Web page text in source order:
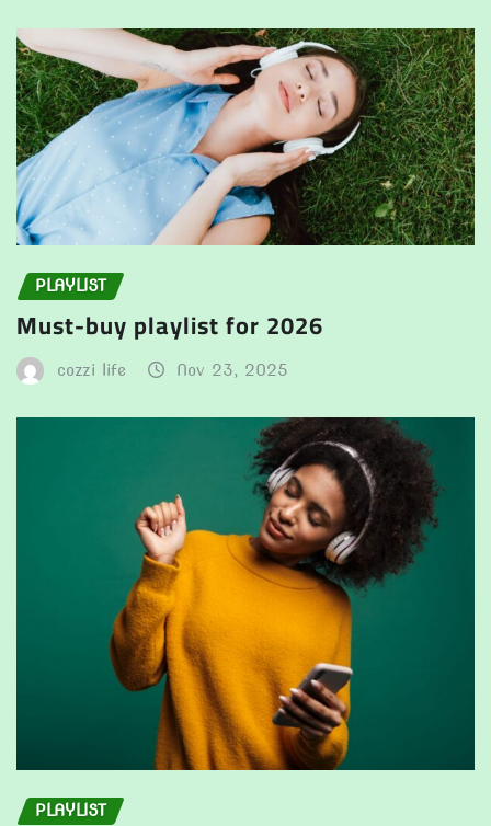
PLAYLIST
Must-buy playlist for 2026
cozzi life Nov 23, 2025
PLAYLIST